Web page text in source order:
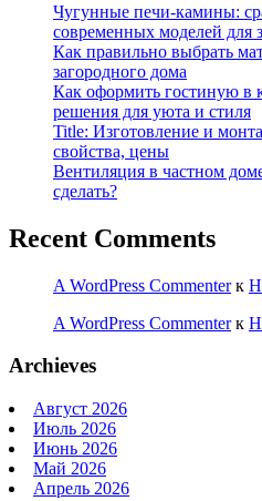
Чугунные печи-камины:
современных моделей для
Как правильно выбрать
загородного дома
Как оформить гостиную в
решения для уюта и стиля
Title: Изготовление и
свойства, цены
Вентиляция в частном
сделать?
Recent Comments
A WordPress Commenterк
A WordPress Commenterк
Archieves
Август 2026
Июль 2026
Июнь 2026
Май 2026
Апрель 2026